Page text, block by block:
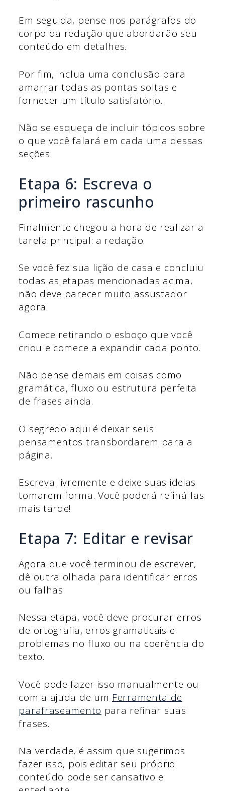
Em seguida, pense nos parágrafos do
corpo da redação que abordarão seu
conteúdo em detalhes.
Por fim, inclua uma conclusão para
amarrar todas as pontas soltas e
fornecer um título satisfatório.
Não se esqueça de incluir tópicos sobre
o que você falará em cada uma dessas
seções.
Etapa 6: Escreva o
primeiro rascunho
Finalmente chegou a hora de realizar a
tarefa principal: a redação.
Se você fez sua lição de casa e concluiu
todas as etapas mencionadas acima,
não deve parecer muito assustador
agora.
Comece retirando o esboço que você
criou e comece a expandir cada ponto.
Não pense demais em coisas como
gramática, fluxo ou estrutura perfeita
de frases ainda.
O segredo aqui é deixar seus
pensamentos transbordarem para a
página.
Escreva livremente e deixe suas ideias
tomarem forma. Você poderá refiná-las
mais tarde!
Etapa 7: Editar e revisar
Agora que você terminou de escrever,
dê outra olhada para identificar erros
ou falhas.
Nessa etapa, você deve procurar erros
de ortografia, erros gramaticais e
problemas no fluxo ou na coerência do
texto.
Você pode fazer isso manualmente ou
com a ajuda de um Ferramenta de
parafraseamento para refinar suas
frases.
Na verdade, é assim que sugerimos
fazer isso, pois editar seu próprio
conteúdo pode ser cansativo e